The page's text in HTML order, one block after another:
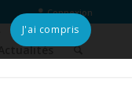
Connexion
Actualités
J'ai compris